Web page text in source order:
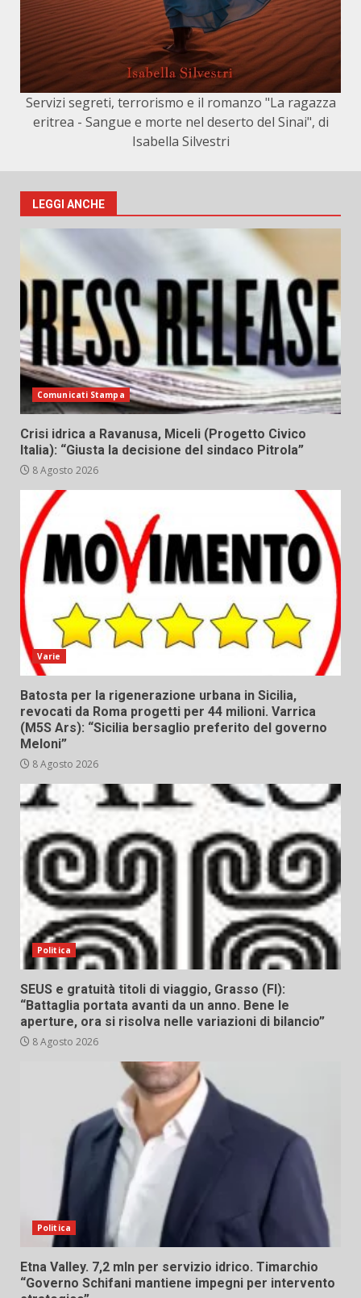
Servizi segreti, terrorismo e il romanzo "La ragazza
eritrea - Sangue e morte nel deserto del Sinai", di
Isabella Silvestri
LEGGI ANCHE
Comunicati Stampa
Crisi idrica a Ravanusa, Miceli (Progetto Civico
Italia): “Giusta la decisione del sindaco Pitrola”
8 Agosto 2026
Varie
Batosta per la rigenerazione urbana in Sicilia,
revocati da Roma progetti per 44 milioni. Varrica
(M5S Ars): “Sicilia bersaglio preferito del governo
Meloni”
8 Agosto 2026
Politica
SEUS e gratuità titoli di viaggio, Grasso (FI):
“Battaglia portata avanti da un anno. Bene le
aperture, ora si risolva nelle variazioni di bilancio”
8 Agosto 2026
Politica
Etna Valley. 7,2 mln per servizio idrico. Timarchio
“Governo Schifani mantiene impegni per intervento